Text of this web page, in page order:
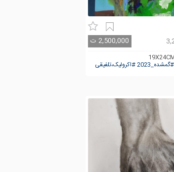
2,500,000 ت
#گمشده_2023 #اکرولیک،تلفیقی